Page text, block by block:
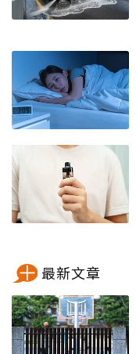
最新文章